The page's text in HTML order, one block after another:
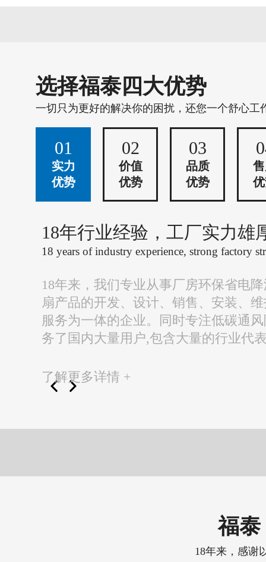
选择福泰四大优势
一切只为更好的解决你的困扰，还您一个舒心工
01
实力
优势
02
价值
优势
03
品质
优势
18年行业经验，工厂实力雄
18 years of industry experience, strong factory
18年来，我们专业从事厂房环保省电
扇产品的开发、设计、销售、安装、
服务为一体的企业。同时专注低碳通
务了国内大量用户,包含大量的行业代
了解更多详情 +
福泰
18年来，感谢